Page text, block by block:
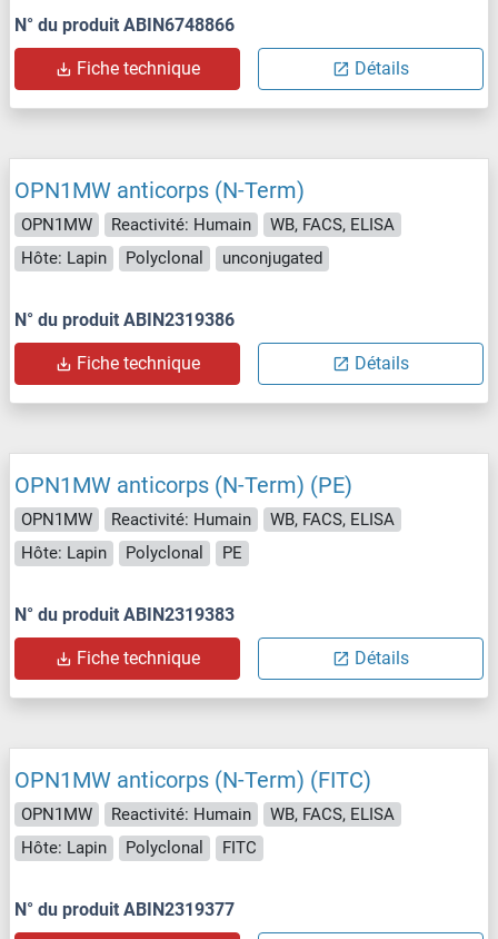
N° du produit ABIN6748866
Fiche technique Détails
OPN1MW anticorps (N-Term)
OPN1MW Reactivité: Humain
WB, FACS, ELISA
Hôte: Lapin
Polyclonal unconjugated
N° du produit ABIN2319386
Fiche technique Détails
OPN1MW anticorps (N-Term) (PE)
OPN1MW Reactivité: Humain
WB, FACS, ELISA
Hôte: Lapin
Polyclonal PE
N° du produit ABIN2319383
Fiche technique Détails
OPN1MW anticorps (N-Term) (FITC)
OPN1MW Reactivité: Humain
WB, FACS, ELISA
Hôte: Lapin
Polyclonal FITC
N° du produit ABIN2319377